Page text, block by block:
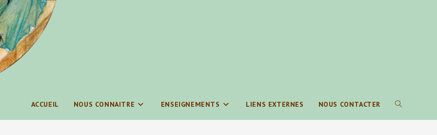
ACCUEIL NOUS CONNAITRE ENSEIGNEMENTS LIENS EXTERNES NOUS CONTACTER TOGGLE